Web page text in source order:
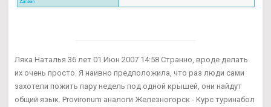
Ляка Наталья 36 лет 01 Июн 2007 14:58 Странно, вроде делать
их очень просто. Я наивно предположила, что раз люди сами
захотели пожить пару недель под одной крышей, они найдут
общий язык. Provironum аналоги Железногорск - Курс туринабол